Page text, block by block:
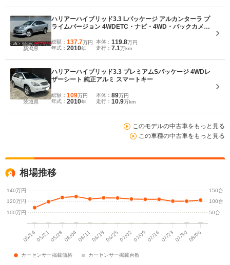
新潟県
ハリアーハイブリッド3.3 Lパッケージ アルカンターラ プ
ライムバージョン 4WDETC・ナビ・4WD・バックカメ
ンプ・電動リアゲート・クルコン
総額： 137.7万円
年式： 2010年
本体： 119.8万円
走行： 7.1万km
茨城県
ハリアーハイブリッド3.3 プレミアムSパッケージ 4WDレ
ザーシート 純正アルミ スマートキー
総額： 109万円
年式： 2010年
本体： 89万円
走行： 10.9万km
このモデルの中古車をもっと見る
この車種の中古車をもっと見る
相場推移